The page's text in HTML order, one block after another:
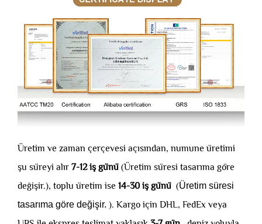
Üretim ve zaman çerçevesi açısından, numune üretimi
şu süreyi alır 7-12 iş günü (Üretim süresi tasarıma göre
değişir.), toplu üretim ise 14-30 iş günü (Üretim süresi
tasarıma göre değişir. ). Kargo için DHL, FedEx veya